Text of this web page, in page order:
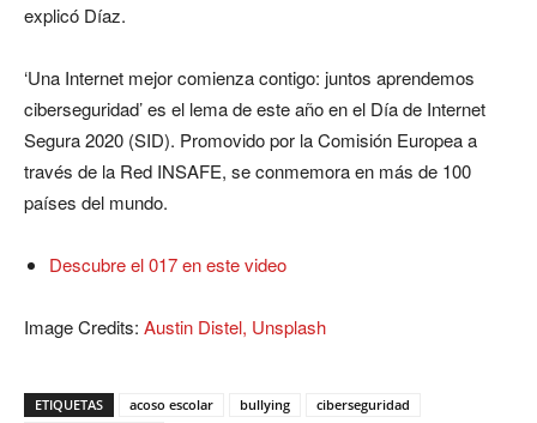
explicó Díaz.
‘Una Internet mejor comienza contigo: juntos aprendemos
ciberseguridad’ es el lema de este año en el Día de Internet
Segura 2020 (SID). Promovido por la Comisión Europea a
través de la Red INSAFE, se conmemora en más de 100
países del mundo.
Descubre el 017 en este video
Image Credits: Austin Distel, Unsplash
ETIQUETAS acoso escolar bullying
ciberseguridad